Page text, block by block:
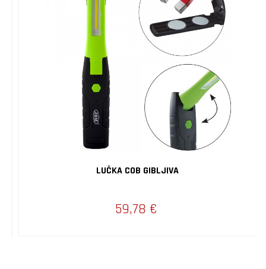
LUČKA COB GIBLJIVA
59,78 €